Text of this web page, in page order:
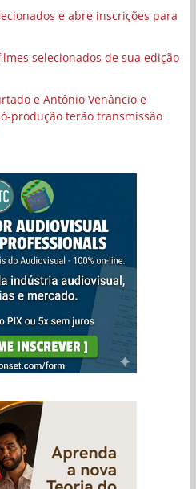
e abre inscrições para
selecionados de sua edição
e Antônio Venâncio e
produção terão transmissão